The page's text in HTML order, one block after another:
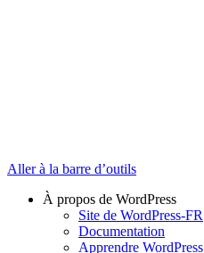
Aller à la barre d’outils
À propos de WordPress
Site de WordPress-FR
Documentation
Apprendre WordPress